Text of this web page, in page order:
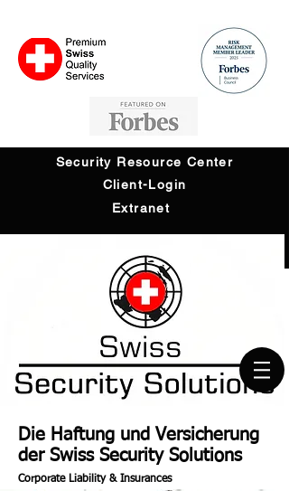
Security Resource Center
Client-Login
Extranet
Die Haftung und Versicherung
der Swiss Security Solutions
Corporate Liability & Insurances